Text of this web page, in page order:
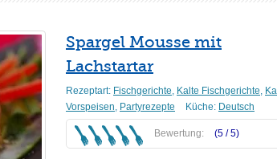
Spargel Mousse mit
Lachstartar
Rezeptart: Fischgerichte, Kalte Fischgerichte,
Vorspeisen, Partyrezepte Küche: Deutsch
Bewertung: (5 /5)